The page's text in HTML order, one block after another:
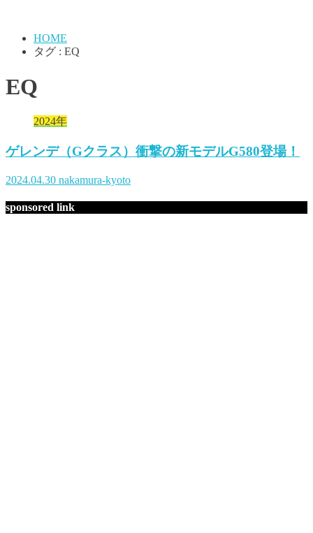
HOME
タグ : EQ
EQ
2024年
ゲレンデ（Gクラス）衝撃の新モデルG580登場！
2024.04.30 nakamura-kyoto
sponsored link